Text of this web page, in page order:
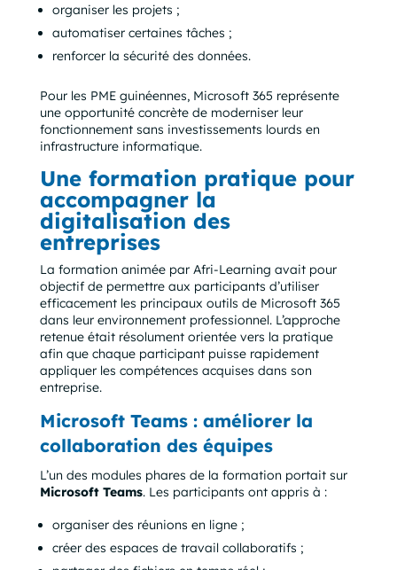
organiser les projets ;
automatiser certaines tâches ;
renforcer la sécurité des données.
Pour les PME guinéennes, Microsoft 365 représente
une opportunité concrète de moderniser leur
fonctionnement sans investissements lourds en
infrastructure informatique.
Une formation pratique pour
accompagner la
digitalisation des
entreprises
La formation animée par Afri-Learning avait pour
objectif de permettre aux participants d’utiliser
efficacement les principaux outils de Microsoft 365
dans leur environnement professionnel. L’approche
retenue était résolument orientée vers la pratique
afin que chaque participant puisse rapidement
appliquer les compétences acquises dans son
entreprise.
Microsoft Teams : améliorer la
collaboration des équipes
L’un des modules phares de la formation portait sur
Microsoft Teams. Les participants ont appris à :
organiser des réunions en ligne ;
créer des espaces de travail collaboratifs ;